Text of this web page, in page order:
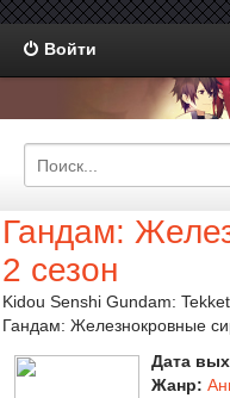
Войти
Гандам:
2 сезон
Kidou Senshi Gundam:
Гандам: Железнокровные
Дата
Жанр: